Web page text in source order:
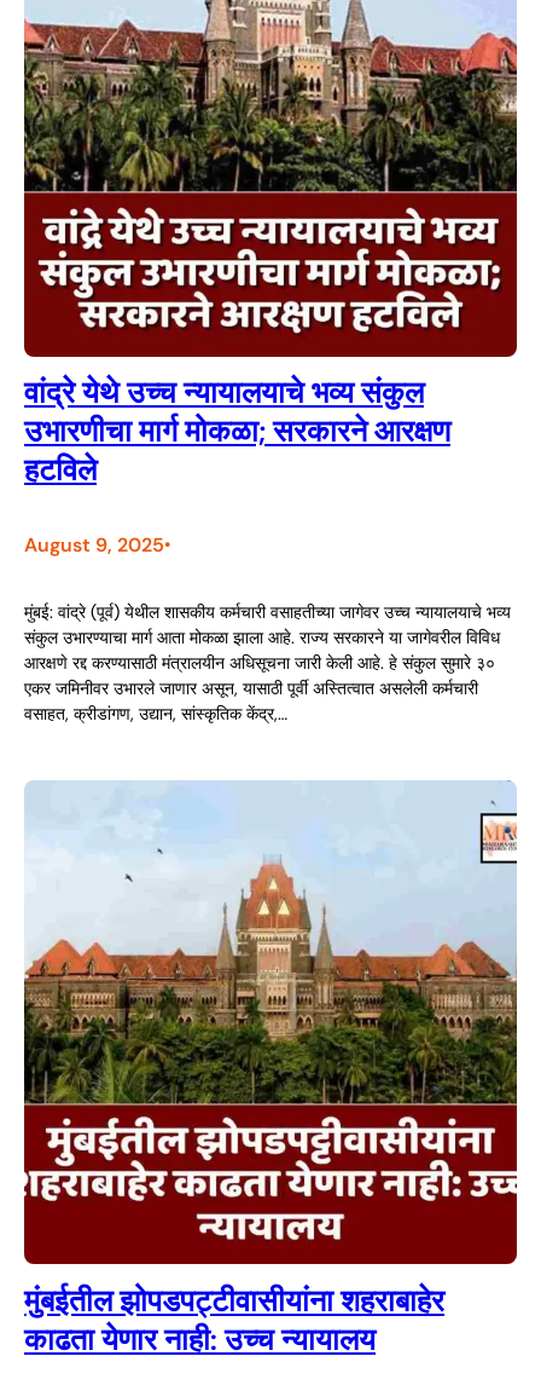
वांद्रे येथे उच्च न्यायालयाचे भव्य संकुल
उभारणीचा मार्ग मोकळा; सरकारने आरक्षण
हटविले
August 9, 2025•
मुंबई: वांद्रे (पूर्व) येथील शासकीय कर्मचारी वसाहतीच्या जागेवर उच्च न्यायालयाचे भव्य
संकुल उभारण्याचा मार्ग आता मोकळा झाला आहे. राज्य सरकारने या जागेवरील विविध
आरक्षणे रद्द करण्यासाठी मंत्रालयीन अधिसूचना जारी केली आहे. हे संकुल सुमारे ३०
एकर जमिनीवर उभारले जाणार असून, यासाठी पूर्वी अस्तित्वात असलेली कर्मचारी
वसाहत, क्रीडांगण, उद्यान, सांस्कृतिक केंद्र,…
मुंबईतील झोपडपट्टीवासीयांना शहराबाहेर
काढता येणार नाही: उच्च न्यायालय